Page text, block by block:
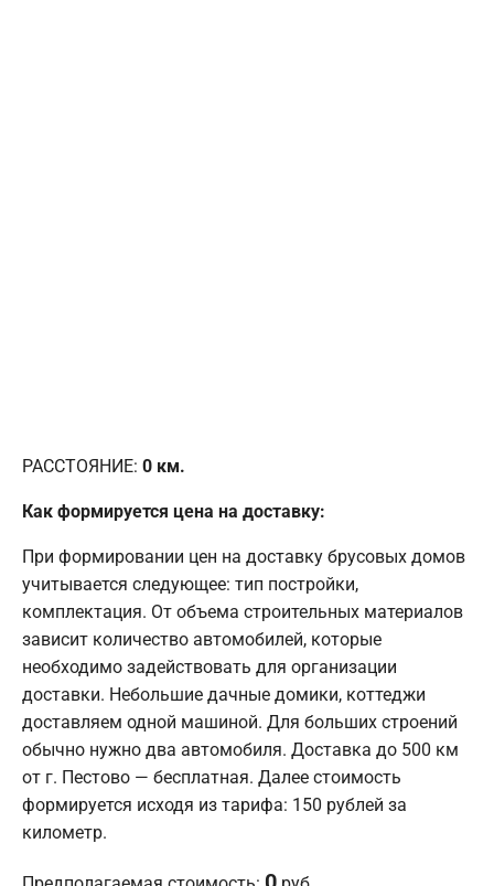
РАССТОЯНИЕ: 0 км.
Как формируется цена на доставку:
При формировании цен на доставку брусовых домов
учитывается следующее: тип постройки,
комплектация. От объема строительных материалов
зависит количество автомобилей, которые
необходимо задействовать для организации
доставки. Небольшие дачные домики, коттеджи
доставляем одной машиной. Для больших строений
обычно нужно два автомобиля. Доставка до 500 км
от г. Пестово — бесплатная. Далее стоимость
формируется исходя из тарифа: 150 рублей за
километр.